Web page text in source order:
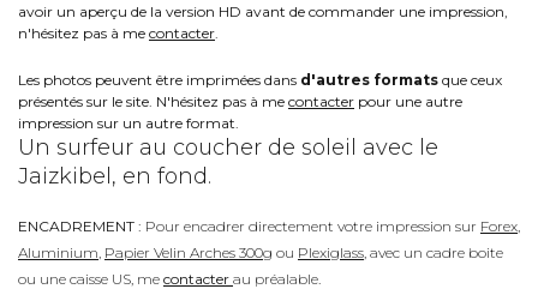
avoir un aperçu de la version HD avant de commander une impression,
n'hésitez pas à me contacter
Les photos peuvent être imprimées dans d'autres formats que ceux
présentés sur le site. N'hésitez pas à me contacter pour une autre
impression sur un autre format.
Un surfeur au coucher de soleil avec le
Jaizkibel, en fond.
ENCADREMENT : Pour encadrer directement votre impression sur Forex
Aluminium Papier Velin Arches 300g ou Plexiglass , avec un cadre boite
ou une caisse US, me contacter au préalable.